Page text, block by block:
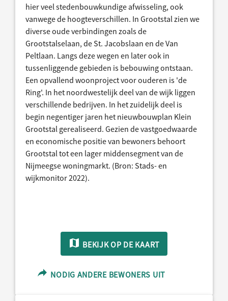
hier veel stedenbouwkundige afwisseling, ook
vanwege de hoogteverschillen. In Grootstal zien we
diverse oude verbindingen zoals de
Grootstalselaan, de St. Jacobslaan en de Van
Peltlaan. Langs deze wegen en later ook in
tussenliggende gebieden is bebouwing ontstaan.
Een opvallend woonproject voor ouderen is 'de
Ring'. In het noordwestelijk deel van de wijk liggen
verschillende bedrijven. In het zuidelijk deel is
begin negentiger jaren het nieuwbouwplan Klein
Grootstal gerealiseerd. Gezien de vastgoedwaarde
en economische positie van bewoners behoort
Grootstal tot een lager middensegment van de
Nijmeegse woningmarkt. (Bron: Stads- en
wijkmonitor 2022).
BEKIJK OP DE KAART
NODIG ANDERE BEWONERS UIT